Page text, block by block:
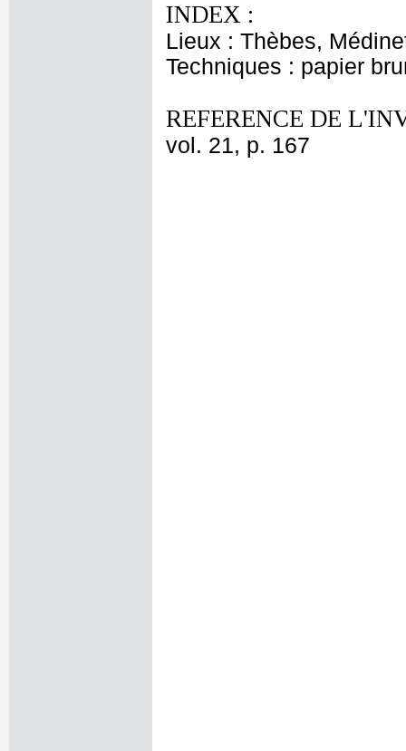
INDEX :
Lieux : Thèbes,
Techniques : papier
REFERENCE DE
vol. 21, p. 167